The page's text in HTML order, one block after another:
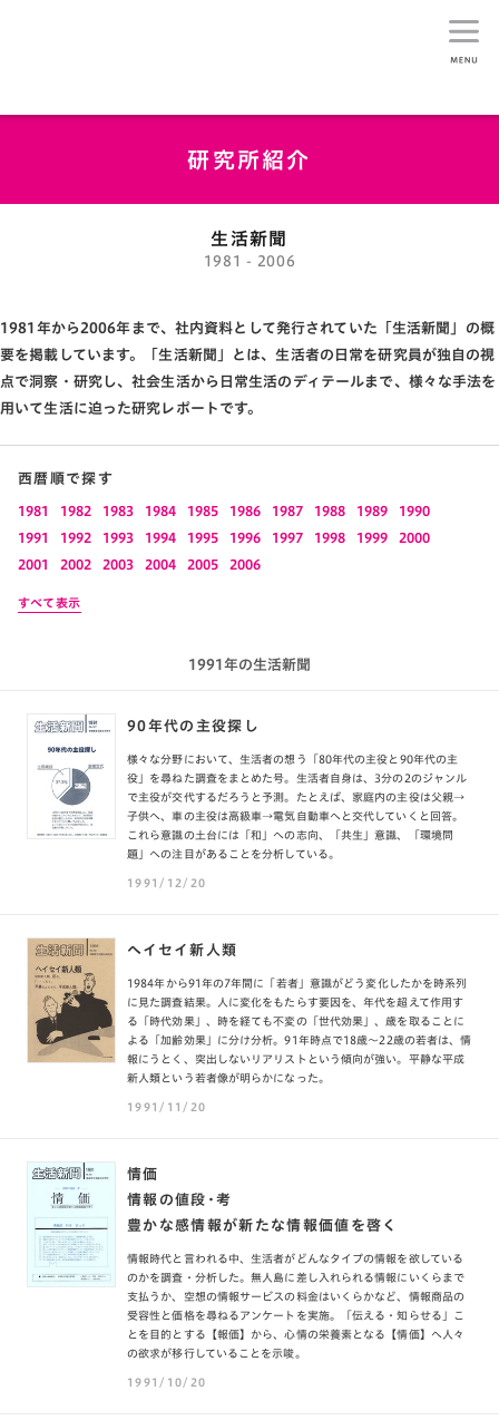
研究所紹介
生活新聞
1981 - 2006
1981年から2006年まで、社内資料として発行されていた「生活新聞」の概
要を掲載しています。「生活新聞」とは、生活者の日常を研究員が独自の視
点で洞察・研究し、社会生活から日常生活のディテールまで、様々な手法を
用いて生活に迫った研究レポートです。
西暦順で探す
1981 1982 1983 1984 1985 1986 1987 1988 1989
1990
1991
1992 1993 1994 1995 1996 1997 1998 1999
2000
2001
2002 2003 2004 2005 2006
すべて表示
1991年の生活新聞
90年代の主役探し
様々な分野において、生活者の想う「80年代の主役と90年代の主
役」を尋ねた調査をまとめた号。生活者自身は、3分の2のジャンル
で主役が交代するだろうと予測。たとえば、家庭内の主役は父親→
子供へ、車の主役は高級車→電気自動車へと交代していくと回答。
これら意識の土台には「和」への志向、「共生」意識、「環境問
題」への注目があることを分析している。
1991/12/20
ヘイセイ新人類
1984年から91年の7年間に「若者」意識がどう変化したかを時系列
に見た調査結果。人に変化をもたらす要因を、年代を超えて作用す
る「時代効果」、時を経ても不変の「世代効果」、歳を取ることに
よる「加齢効果」に分け分析。91年時点で18歳〜22歳の若者は、情
報にうとく、突出しないリアリストという傾向が強い。平静な平成
新人類という若者像が明らかになった。
1991/11/20
情価
情報の値段・考
豊かな感情報が新たな情報価値を啓く
情報時代と言われる中、生活者がどんなタイプの情報を欲している
のかを調査・分析した。無人島に差し入れられる情報にいくらまで
支払うか、空想の情報サービスの料金はいくらかなど、情報商品の
受容性と価格を尋ねるアンケートを実施。「伝える・知らせる」こ
とを目的とする【報価】から、心情の栄養素となる【情価】へ人々
の欲求が移行していることを示唆。
1991/10/20